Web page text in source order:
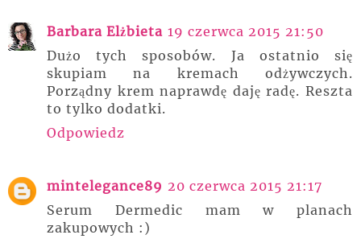
Barbara Elżbieta 19 czerwca 2015 21:50
Dużo tych sposobów. Ja ostatnio się
skupiam na kremach odżywczych.
Porządny krem naprawdę daję radę. Reszta
to tylko dodatki.
Odpowiedz
mintelegance89 20 czerwca 2015 21:17
Serum Dermedic mam w planach
zakupowych :)